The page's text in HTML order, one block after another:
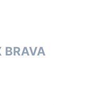
BRAVA